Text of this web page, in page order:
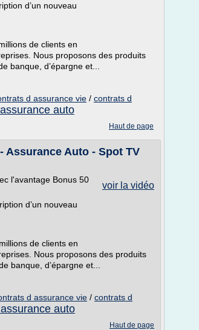
d’un nouveau
de clients en
Nous proposons des produits
banque, d’épargne et...
d assurance vie / contrats d
l assurance auto
Haut de page
Assurance Auto - Spot TV
voir la vidéo
l'avantage Bonus 50
d’un nouveau
de clients en
Nous proposons des produits
banque, d’épargne et...
d assurance vie / contrats d
l assurance auto
Haut de page